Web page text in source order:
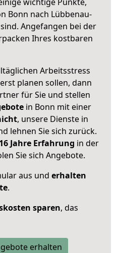
Bonn nach Lübbenau-
Angefangen bei der
Ihres kostbaren
Arbeitsstress
planen sollen, dann
für Sie und stellen
in Bonn mit einer
, unsere Dienste in
lehnen Sie sich zurück.
Jahre Erfahrung in der
Sie sich Angebote.
aus und erhalten
.
sparen, das
erhalten